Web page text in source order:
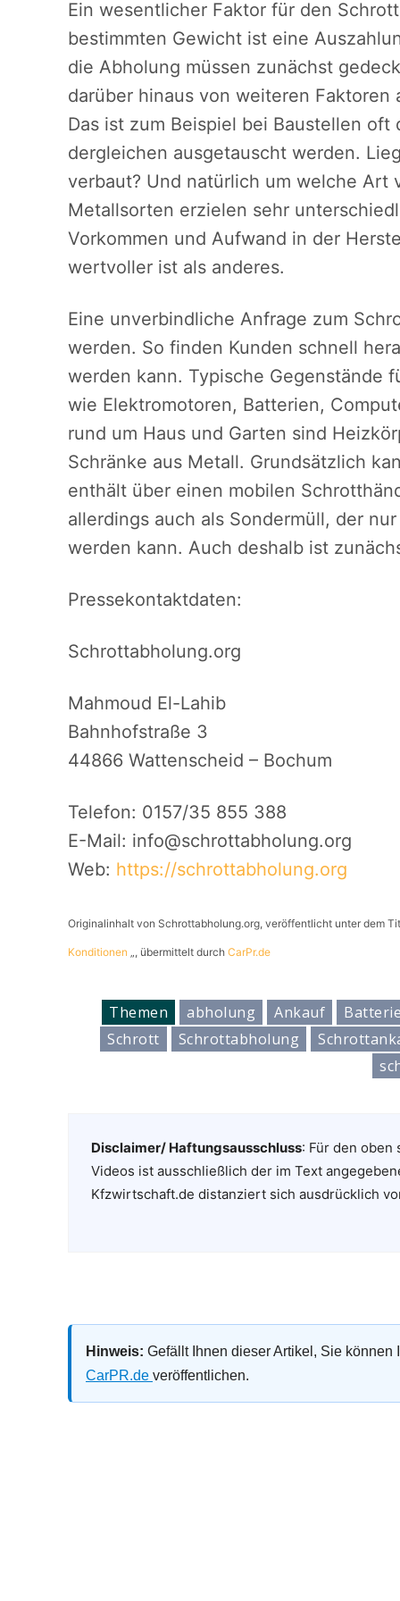
Ein wesentlicher Faktor für den
bestimmten Gewicht ist eine
die Abholung müssen zunächst
darüber hinaus von weiteren
Das ist zum Beispiel bei Baustellen
dergleichen ausgetauscht werden.
verbaut? Und natürlich um welche
Metallsorten erzielen sehr
Vorkommen und Aufwand in der
wertvoller ist als anderes.
Eine unverbindliche Anfrage zum
werden. So finden Kunden schnell
werden kann. Typische Gegenstände
wie Elektromotoren, Batterien,
rund um Haus und Garten sind
Schränke aus Metall. Grundsätzlich
enthält über einen mobilen
allerdings auch als Sondermüll, der
werden kann. Auch deshalb ist
Pressekontaktdaten:
Schrottabholung.org
Mahmoud El-Lahib
Bahnhofstraße 3
44866 Wattenscheid – Bochum
Telefon: 0157/35 855 388
E-Mail: info@schrottabholung.org
Web: https://schrottabholung.org
Originalinhalt von Schrottabholung.org, veröffentlicht unter dem
Konditionen „, übermittelt durch CarPr.de
Themen abholung Ankauf
Schrott
Schrottabholung
Disclaimer/ Haftungsausschluss: Für den
Videos ist ausschließlich der im Text
Kfzwirtschaft.de distanziert sich ausdrücklich
Hinweis: Gefällt Ihnen dieser Artikel, Sie
CarPR.de veröffentlichen.